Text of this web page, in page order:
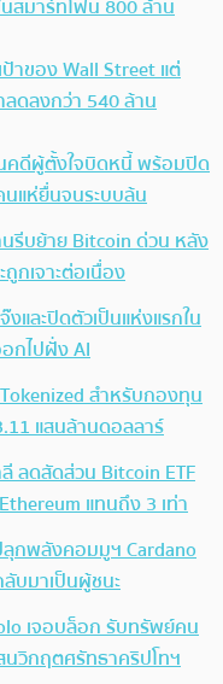
สมาร์ทโฟน 800 ล้าน
ป้าของ Wall Street แต่
ดลงกว่า 540 ล้าน
คดีผู้ตั้งใจบิดหนี้ พร้อมปิด
แห่ยื่นจนระบบล้น
รีบย้าย Bitcoin ด่วน หลัง
กเจาะต่อเนื่อง
และปิดตัวเป็นแห่งแรกใน
กไปฝั่ง AI
สำหรับกองทุน
แสนล้านดอลลาร์
ลดสัดส่วน Bitcoin ETF
แทนถึง 3 เท่า
ลุกพลังคอมมูฯ Cardano
บมาเป็นผู้ชนะ
เจอบล็อก รับทรัพย์คน
นวิกฤตศรัทธาคริปโทฯ